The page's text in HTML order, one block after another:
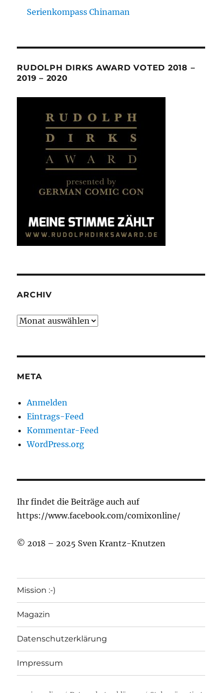
Serienkompass Chinaman
RUDOLPH DIRKS AWARD VOTED 2018 –
2019 – 2020
ARCHIV
Archiv
META
Anmelden
Eintrags-Feed
Kommentar-Feed
WordPress.org
Ihr findet die Beiträge auch auf
https://www.facebook.com/comixonline/
© 2018 – 2025 Sven Krantz-Knutzen
Mission :-)
Magazin
Datenschutzerklärung
Impressum